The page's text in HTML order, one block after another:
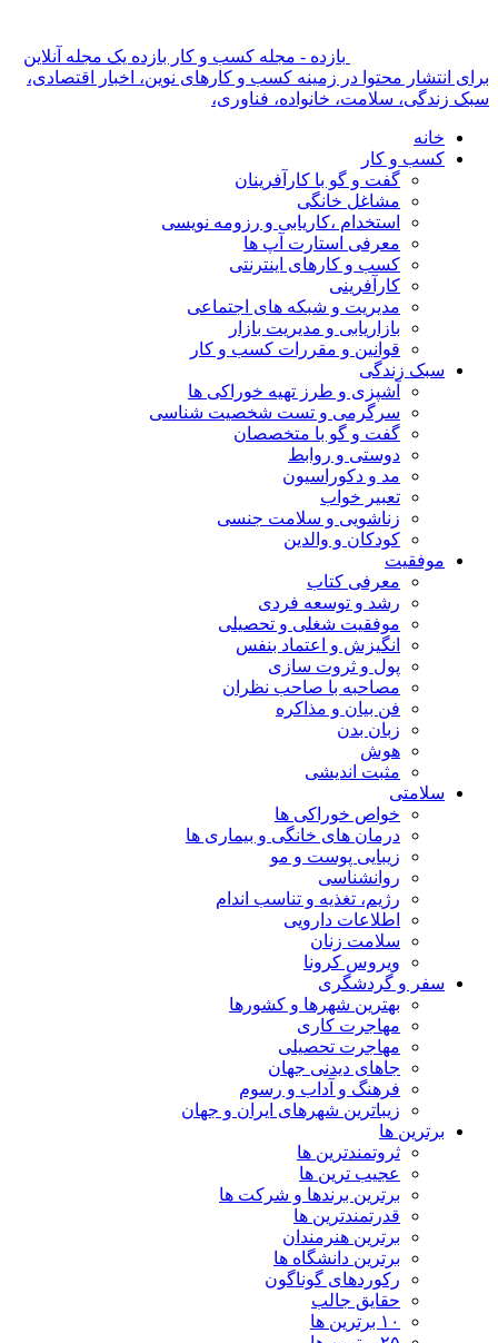
بازده - مجله کسب و کار بازده یک مجله آنلاین
برای انتشار محتوا در زمینه کسب و کارهای نوین، اخبار اقتصادی،
سبک زندگی، سلامت، خانواده، فناوری،
خانه
کسب و کار
گفت و گو با کارآفرینان
مشاغل خانگی
استخدام ،کاریابی و رزومه نویسی
معرفی استارت آپ ها
کسب و کارهای اینترنتی
کارآفرینی
مدیریت و شبکه های اجتماعی
بازاریابی و مدیریت بازار
قوانین و مقررات کسب و کار
سبک زندگی
آشپزی و طرز تهیه خوراکی ها
سرگرمی و تست شخصیت شناسی
گفت و گو با متخصصان
دوستی و روابط
مد و دکوراسیون
تعبیر خواب
زناشویی و سلامت جنسی
کودکان و والدین
موفقیت
معرفی کتاب
رشد و توسعه فردی
موفقیت شغلی و تحصیلی
انگیزش و اعتماد بنفس
پول و ثروت سازی
مصاحبه با صاحب نظران
فن بیان و مذاکره
زبان بدن
هوش
مثبت اندیشی
سلامتی
خواص خوراکی ها
درمان های خانگی و بیماری ها
زیبایی پوست و مو
روانشناسی
رژیم، تغذیه و تناسب اندام
اطلاعات دارویی
سلامت زنان
ویروس کرونا
سفر و گردشگری
بهترین شهرها و کشورها
مهاجرت کاری
مهاجرت تحصیلی
جاهای دیدنی جهان
فرهنگ و آداب و رسوم
زیباترین شهرهای ایران و جهان
برترین ها
ثروتمندترین ها
عجیب ترین ها
برترین برندها و شرکت ها
قدرتمندترین ها
برترین هنرمندان
برترین دانشگاه ها
رکوردهای گوناگون
حقایق جالب
۱۰ برترین ها